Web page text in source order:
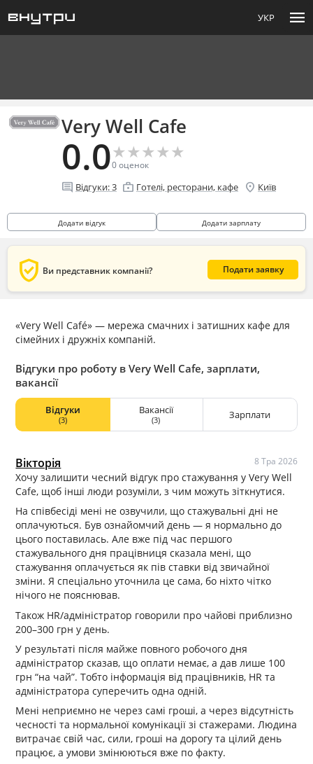
УКР menu
Very Well Cafe
0.0★
★★
★★
★★
★★
★
0оценок
comment Відгуки:3 enterprise Готелі, ресторани, кафе location_on Київ
Додати відгук Додати зарплату
verified_user Ви представник компанії? Подати заявку
«Very Well Café» — мережа смачних і затишних кафе для
сімейних і дружніх компаній.
Відгуки про роботу в Very Well Cafe, зарплати,
вакансії
Відгуки
(3)
Вакансії
(3) Зарплати
Вікторія 8 Тра 2026
Хочу залишити чесний відгук про стажування у Very Well
Cafe, щоб інші люди розуміли, з чим можуть зіткнутися.
На співбесіді мені не озвучили, що стажувальні дні не
оплачуються. Був ознайомчий день — я нормально до
цього поставилась. Але вже під час першого
стажувального дня працівниця сказала мені, що
стажування оплачується як пів ставки від звичайної
зміни. Я спеціально уточнила це сама, бо ніхто чітко
нічого не пояснював.
Також HR/адміністратор говорили про чайові приблизно
200–300 грн у день.
У результаті після майже повного робочого дня
адміністратор сказав, що оплати немає, а дав лише 100
грн “на чай”. Тобто інформація від працівників, HR та
адміністратора суперечить одна одній.
Мені неприємно не через самі гроші, а через відсутність
чесності та нормальної комунікації зі стажерами. Людина
витрачає свій час, сили, гроші на дорогу та цілий день
працює, а умови змінюються вже по факту.